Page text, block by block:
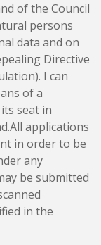
of the Council
persons
data and on
Directive
I can
of a
seat in
applications
in order to be
any
be submitted
in the